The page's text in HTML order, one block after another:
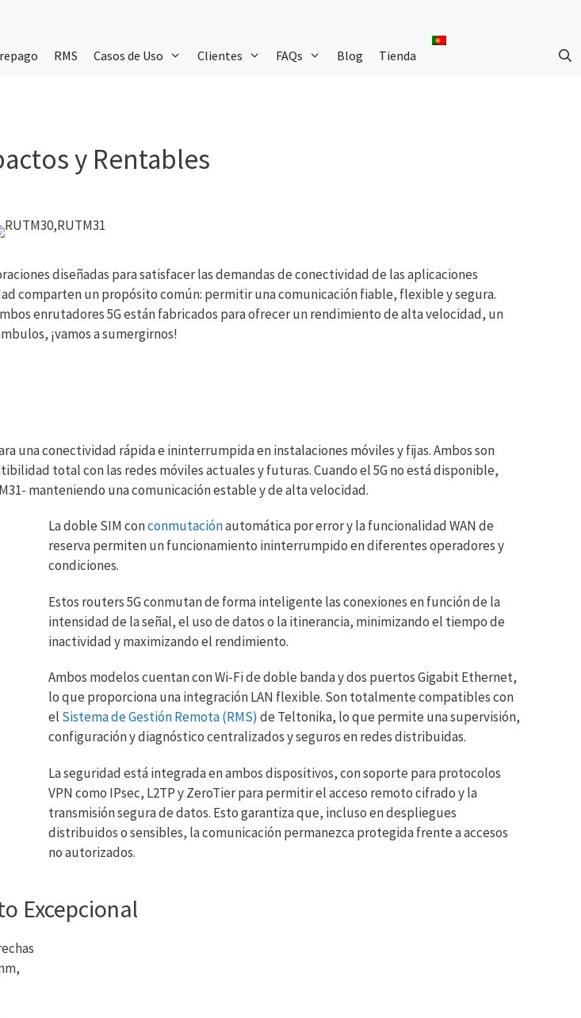
RMS Casos de Uso Clientes FAQs Blog Tienda
y Rentables
diseñadas para satisfacer las demandas de conectividad de las aplicaciones
comparten un propósito común: permitir una comunicación fiable, flexible y segura.
enrutadores 5G están fabricados para ofrecer un rendimiento de alta velocidad, un
¡vamos a sumergirnos!
una conectividad rápida e ininterrumpida en instalaciones móviles y fijas. Ambos son
total con las redes móviles actuales y futuras. Cuando el 5G no está disponible,
manteniendo una comunicación estable y de alta velocidad.
La doble SIM conconmutaciónautomática por error y la funcionalidad WAN de
reserva permiten un funcionamiento ininterrumpido en diferentes operadores y
condiciones.
Estos routers 5G conmutan de forma inteligente las conexiones en función de la
intensidad de la señal, el uso de datos o la itinerancia, minimizando el tiempo de
inactividad y maximizando el rendimiento.
Ambos modelos cuentan con Wi-Fi de doble banda y dos puertos Gigabit Ethernet,
lo que proporciona una integración LAN flexible. Son totalmente compatibles con
el Sistema de Gestión Remota (RMS) de Teltonika, lo que permite una supervisión,
configuración y diagnóstico centralizados y seguros en redes distribuidas.
La seguridad está integrada en ambos dispositivos, con soporte para protocolos
VPN como IPsec, L2TP y ZeroTier para permitir el acceso remoto cifrado y la
transmisión segura de datos. Esto garantiza que, incluso en despliegues
distribuidos o sensibles, la comunicación permanezca protegida frente a accesos
no autorizados.
Excepcional